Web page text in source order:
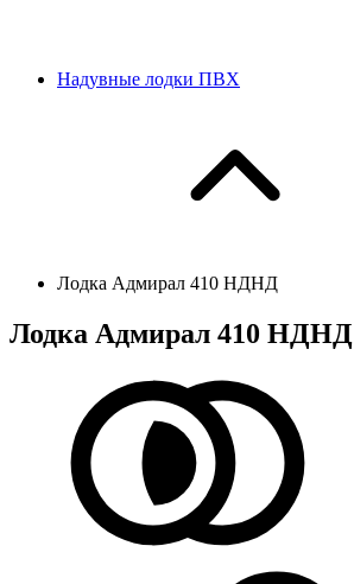
Надувные лодки ПВХ
Лодка Адмирал 410 НДНД
Лодка Адмирал 410 НДНД